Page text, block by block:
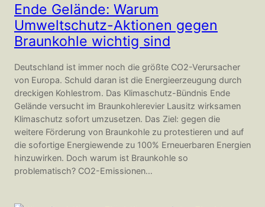
Ende Gelände: Warum
Umweltschutz-Aktionen gegen
Braunkohle wichtig sind
Deutschland ist immer noch die größte CO2-Verursacher
von Europa. Schuld daran ist die Energieerzeugung durch
dreckigen Kohlestrom. Das Klimaschutz-Bündnis Ende
Gelände versucht im Braunkohlerevier Lausitz wirksamen
Klimaschutz sofort umzusetzen. Das Ziel: gegen die
weitere Förderung von Braunkohle zu protestieren und auf
die sofortige Energiewende zu 100% Erneuerbaren Energien
hinzuwirken. Doch warum ist Braunkohle so
problematisch? CO2-Emissionen…